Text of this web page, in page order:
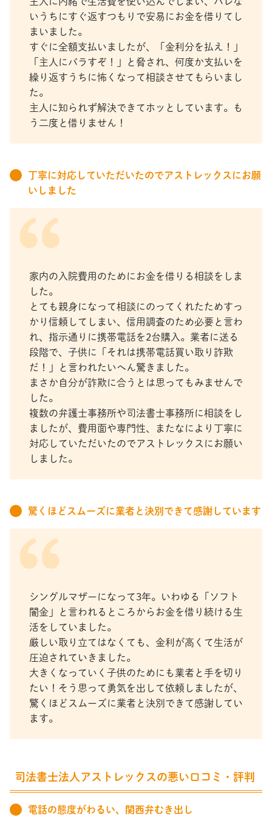
いうちにすぐ返すつもりで安易にお金を借りてし
まいました。
すぐに全額支払いましたが、「金利分を払え！」
「主人にバラすぞ！」と脅され、何度か支払いを
繰り返すうちに怖くなって相談させてもらいまし
た。
主人に知られず解決できてホッとしています。も
う二度と借りません！
丁寧に対応していただいたのでアストレックスにお願
いしました
家内の入院費用のためにお金を借りる相談をしま
した。
とても親身になって相談にのってくれたためすっ
かり信頼してしまい、信用調査のため必要と言わ
れ、指示通りに携帯電話を2台購入。業者に送る
段階で、子供に「それは携帯電話買い取り詐欺
だ！」と言われたいへん驚きました。
まさか自分が詐欺に合うとは思ってもみませんで
した。
複数の弁護士事務所や司法書士事務所に相談をし
ましたが、費用面や専門性、またなにより丁寧に
対応していただいたのでアストレックスにお願い
しました。
驚くほどスムーズに業者と決別できて感謝しています
シングルマザーになって3年。いわゆる「ソフト
闇金」と言われるところからお金を借り続ける生
活をしていました。
厳しい取り立てはなくても、金利が高くて生活が
圧迫されていきました。
大きくなっていく子供のためにも業者と手を切り
たい！そう思って勇気を出して依頼しましたが、
驚くほどスムーズに業者と決別できて感謝してい
ます。
司法書士法人アストレックスの悪い口コミ・評判
電話の態度がわるい、関西弁むき出し